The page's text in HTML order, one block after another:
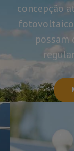
concepção
possam